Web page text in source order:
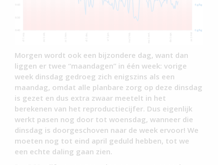
Morgen wordt ook een bijzondere dag, want dan
liggen er twee “maandagen” in één week: vorige
week dinsdag gedroeg zich enigszins als een
maandag, omdat alle planbare zorg op deze dinsdag
is gezet en dus extra zwaar meetelt in het
berekenen van het reproductiecijfer. Dus eigenlijk
werkt pasen nog door tot woensdag, wanneer die
dinsdag is doorgeschoven naar de week ervoor! We
moeten nog tot eind april geduld hebben, tot we
een echte daling gaan zien.